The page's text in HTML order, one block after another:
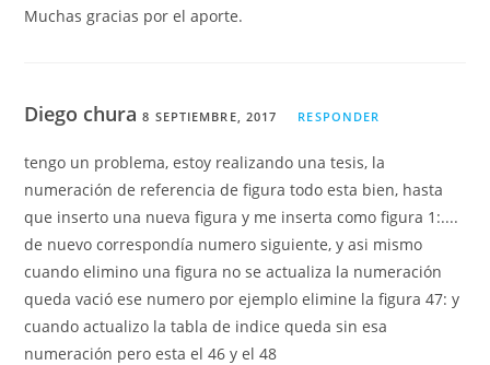
Muchas gracias por el aporte.
Diego chura8 SEPTIEMBRE, 2017 RESPONDER
tengo un problema, estoy realizando una tesis, la
numeración de referencia de figura todo esta bien, hasta
que inserto una nueva figura y me inserta como figura 1:....
de nuevo correspondía numero siguiente, y asi mismo
cuando elimino una figura no se actualiza la numeración
queda vació ese numero por ejemplo elimine la figura 47: y
cuando actualizo la tabla de indice queda sin esa
numeración pero esta el 46 y el 48